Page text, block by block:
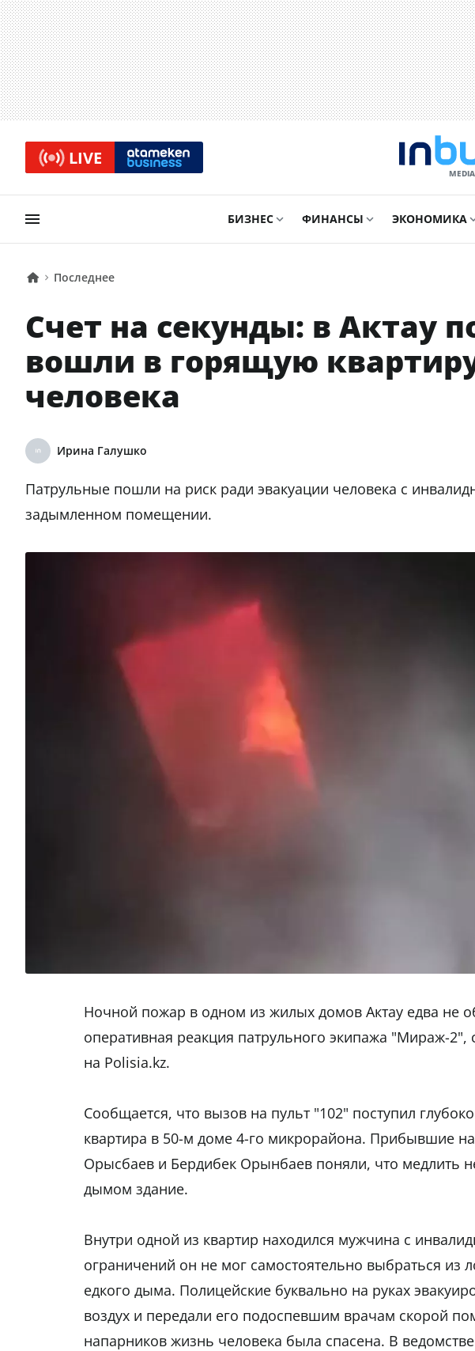
LIVE
БИЗНЕС ФИНАНСЫ ЭКОНОМИКА
Последнее
Счет на секунды: в Актау
вошли в горящую
человека
Ирина Галушко
Патрульные пошли на риск ради эвакуации человека с
задымленном помещении.
Ночной пожар в одном из жилых домов Актау едва не
оперативная реакция патрульного экипажа "Мираж-2",
на Polisia.kz.
Сообщается, что вызов на пульт "102" поступил
квартира в 50-м доме 4-го микрорайона. Прибывшие
Орысбаев и Бердибек Орынбаев поняли, что медлить
дымом здание.
Внутри одной из квартир находился мужчина с
ограничений он не мог самостоятельно выбраться из
едкого дыма. Полицейские буквально на руках
воздух и передали его подоспевшим врачам скорой
напарников жизнь человека была спасена. В